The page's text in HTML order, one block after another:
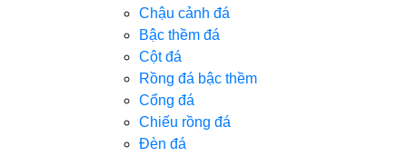
Chậu cảnh đá
Bậc thềm đá
Cột đá
Rồng đá bậc thềm
Cổng đá
Chiếu rồng đá
Đèn đá